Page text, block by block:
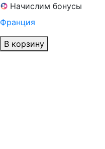
Начислим бонусы
Франция
В корзину